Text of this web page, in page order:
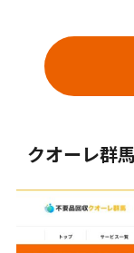
クオーレ群馬